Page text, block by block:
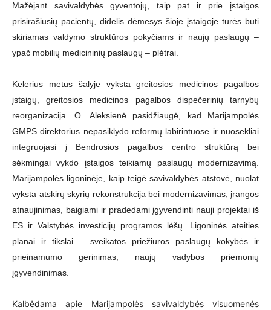
Mažėjant savivaldybės gyventojų, taip pat ir prie įstaigos
prisirašiusių pacientų, didelis dėmesys šioje įstaigoje turės būti
skiriamas valdymo struktūros pokyčiams ir naujų paslaugų –
ypač mobilių medicininių paslaugų – plėtrai.
Kelerius metus šalyje vyksta greitosios medicinos pagalbos
įstaigų, greitosios medicinos pagalbos dispečerinių tarnybų
reorganizacija. O. Aleksienė pasidžiaugė, kad Marijampolės
GMPS direktorius nepasiklydo reformų labirintuose ir nuosekliai
integruojasi į Bendrosios pagalbos centro struktūrą bei
sėkmingai vykdo įstaigos teikiamų paslaugų modernizavimą.
Marijampolės ligoninėje, kaip teigė savivaldybės atstovė, nuolat
vyksta atskirų skyrių rekonstrukcija bei modernizavimas, įrangos
atnaujinimas, baigiami ir pradedami įgyvendinti nauji projektai iš
ES ir Valstybės investicijų programos lėšų. Ligoninės ateities
planai ir tikslai – sveikatos priežiūros paslaugų kokybės ir
prieinamumo gerinimas, naujų vadybos priemonių
įgyvendinimas.
Kalbėdama apie Marijampolės savivaldybės visuomenės